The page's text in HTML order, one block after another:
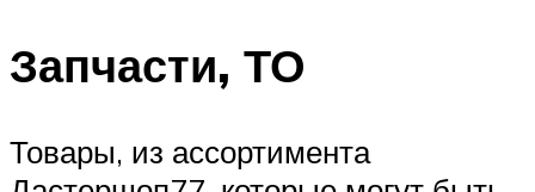
Запчасти, ТО
Товары, из ассортимента